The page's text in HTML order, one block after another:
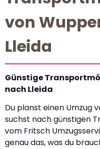
von
Lleida
Günstige
nach Lleida
Du planst einen Umzug
suchst nach günstigen
vom Fritsch
genau das, was du